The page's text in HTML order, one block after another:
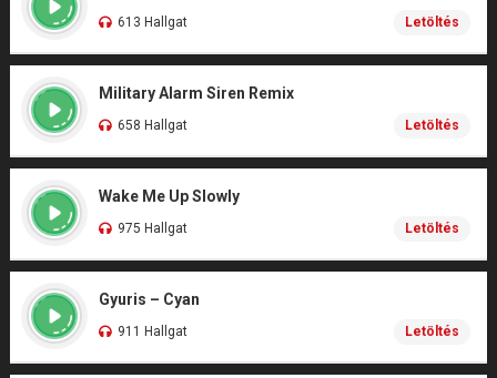
613 Hallgat Letöltés
Military Alarm Siren Remix
658 Hallgat Letöltés
Wake Me Up Slowly
975 Hallgat Letöltés
Gyuris – Cyan
911 Hallgat Letöltés